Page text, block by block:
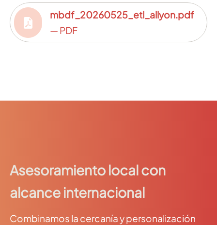
mbdf_20260525_etl_allyon.pdf
— PDF
Asesoramiento local con
alcance internacional
Combinamos la cercanía y personalización